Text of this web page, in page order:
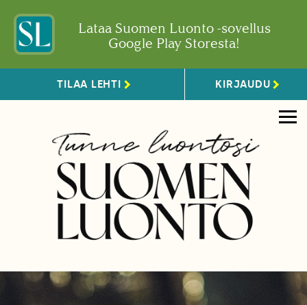
Lataa Suomen Luonto -sovellus
Google Play Storesta!
TILAA LEHTI KIRJAUDU